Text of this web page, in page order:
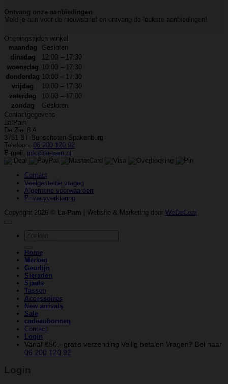
Ontvang onze aanbiedingen
Meld je aan voor de nieuwsbrief en ontvang de leukste aanbiedingen!
Openingstijden winkel
maandag
Gesloten
dinsdag
12:00 – 17:30
woensdag 10:00 – 17:30
donderdag 10:00 – 17:30
vrijdag
10:00 – 17:30
zaterdag
10:00 – 17:00
zondag
Gesloten
Contactgegevens
La-Pam
De Ziel 8 A
3751 BT Bunschoten-Spakenburg
Telefoon: 06 200 120 92
E-mail: info@la-pam.nl
Contact
Veelgestelde vragen
Algemene voorwaarden
Privacyverklaring
Copyright 2026 ©
La-Pam | Website & Marketing door WeDeCom
Home
Merken
Geurlijn
Sieraden
Sjaals
Tassen
Accessoires
New arrivals
Sale
cadeaubonnen
Contact
Login
Vanaf €50,- gratis verzending Veilig betalen Vragen? Bel naar
06 200 120 92
Login